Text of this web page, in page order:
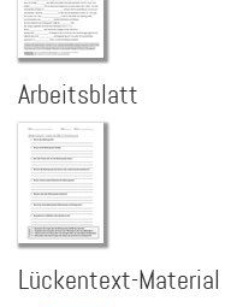
Arbeitsblatt
Lückentext-Material